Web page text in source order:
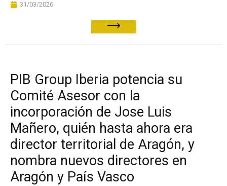
31/03/2026
PIB Group Iberia potencia su
Comité Asesor con la
incorporación de Jose Luis
Mañero, quién hasta ahora era
director territorial de Aragón, y
nombra nuevos directores en
Aragón y País Vasco